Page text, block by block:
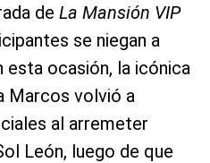
de La Mansión VIP
se niegan a
esta ocasión, la icónica
Marcos volvió a
al arremeter
León, luego de que